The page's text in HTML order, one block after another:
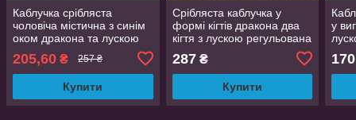
Каблучка срібляста
чоловіча містична з синім
оком дракона та лускою
AurumLux017
205,60 ₴ 257 ₴
Купити
Срібляста каблучка у
формі кігтів дракона два
кігтя з лускою регульована
287₴
Купити
у
170